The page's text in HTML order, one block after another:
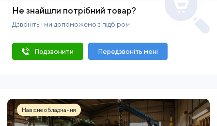
Не знайшли потрібний товар?
Дзвоніть і ми допоможемо з підбіром!
Подзвонити Передзвоніть мені
Навісне обладнання